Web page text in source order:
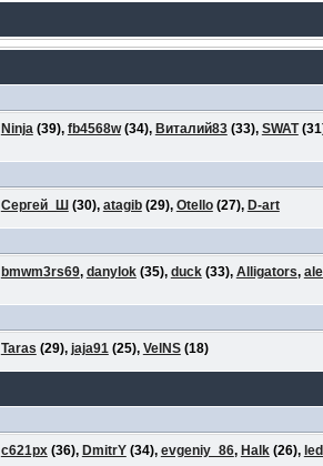
Ninja (39), fb4568w(34), Виталий83(33), SWAT
Сергей_Ш(30), atagib(29), Otello(27), D-art
bmwm3rs69, danylok(35), duck(33), Alligators,
Taras (29), jaja91 (25), VelNS(18)
с621рх(36), DmitrY(34), evgeniy_86, Halk(26),